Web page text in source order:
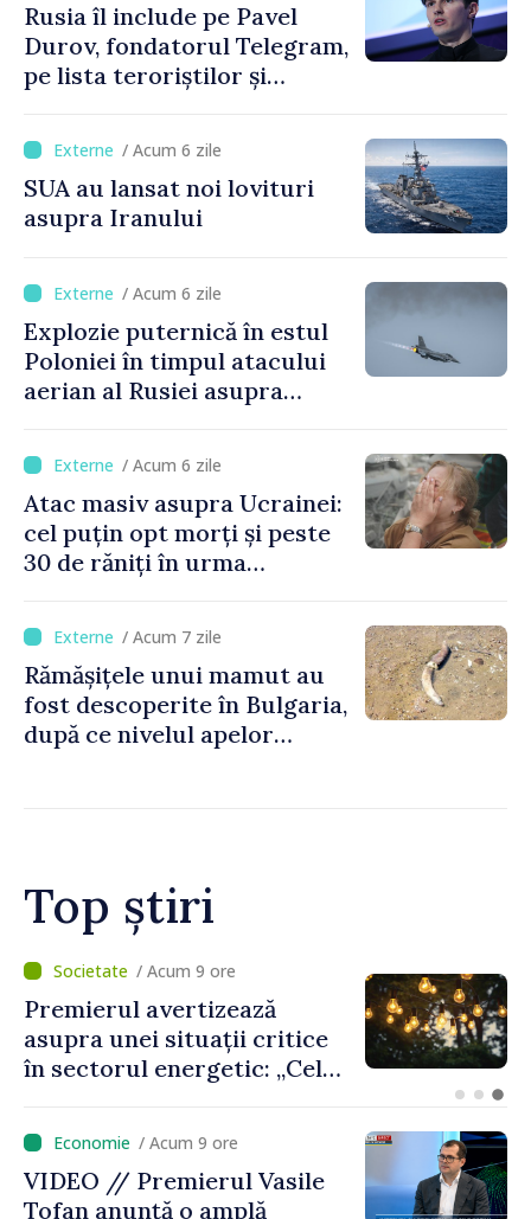
Rusia îl include pe Pavel
Durov, fondatorul Telegram,
pe lista teroriștilor și
/ Acum 6 zile
SUA au lansat noi lovituri
asupra Iranului
/ Acum 6 zile
Explozie puternică în estul
Poloniei în timpul atacului
aerian al Rusiei asupra
/ Acum 6 zile
Atac masiv asupra Ucrainei:
cel puțin opt morți și peste
30 de răniți în urma
/ Acum 7 zile
Rămășițele unui mamut au
fost descoperite în Bulgaria,
după ce nivelul apelor
Top știri
/ Acum 8 ore
Criza carburanților: Vasile
Tofan anunță că România va
sprijini Republica Moldova
/ Acum 9 ore
VIDEO // Premierul Vasile
Tofan anunță o amplă